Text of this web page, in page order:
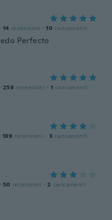
· 14 recensioni · 10 caricamenti
Perfecto
· 259 recensioni · 1 caricamenti
· 189 recensioni · 3 caricamenti
· 50 recensioni · 2 caricamenti